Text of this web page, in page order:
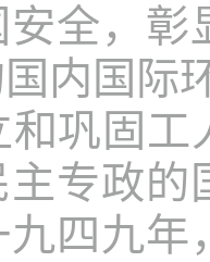
全，
内国际
和巩固
专政
四九